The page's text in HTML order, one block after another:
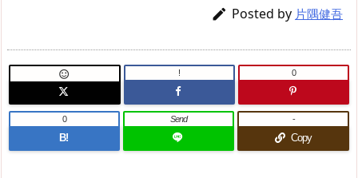
 Posted by 片隅健吾
 ! 0
B!
0 Send
Copy
-